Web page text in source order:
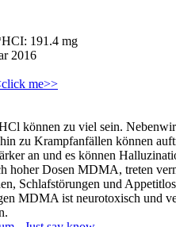
191.4 mg
2016
me>>
können zu viel sein.
zu Krampfanfällen können
an und es können
hoher Dosen MDMA, treten
Schlafstörungen und
MDMA ist neurotoxisch und